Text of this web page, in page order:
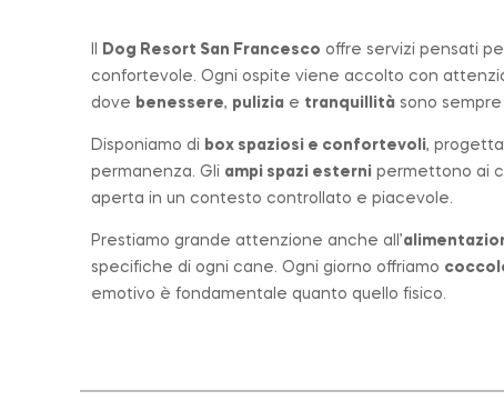
Dog Resort San Francesco offre servizi pensati
confortevole. Ogni ospite viene accolto con
dove benessere, pulizia e tranquillità sono sempre
Disponiamo di box spaziosi e confortevoli,
permanenza. Gli ampi spazi esterni permettono ai
aperta in un contesto controllato e piacevole.
Prestiamo grande attenzione anche all’
specifiche di ogni cane. Ogni giorno offriamo
emotivo è fondamentale quanto quello fisico.